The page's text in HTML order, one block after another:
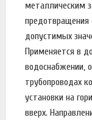
металлическим
предотвращения
допустимых
Применяется в
водоснабжении,
трубопроводах
установки на
вверх.